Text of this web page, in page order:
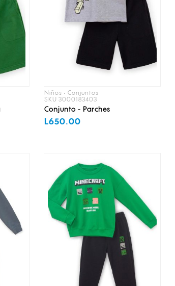
Niños • Conjuntos
SKU 3000183403
Conjunto - Parches
L650.00